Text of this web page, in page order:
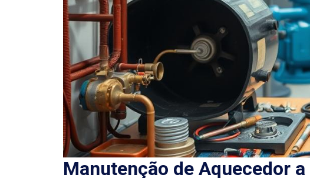
Manutenção de Aquecedor